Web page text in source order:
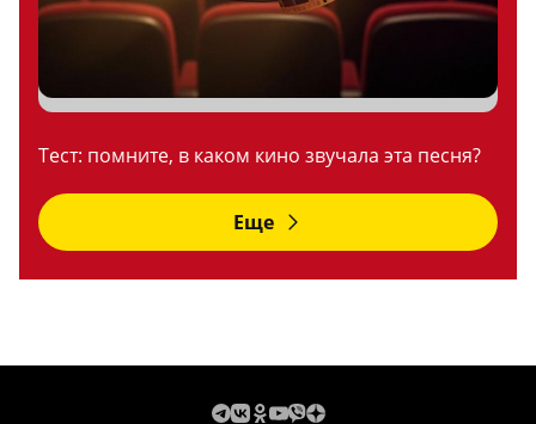
Тест: помните, в каком кино звучала эта песня?
Еще